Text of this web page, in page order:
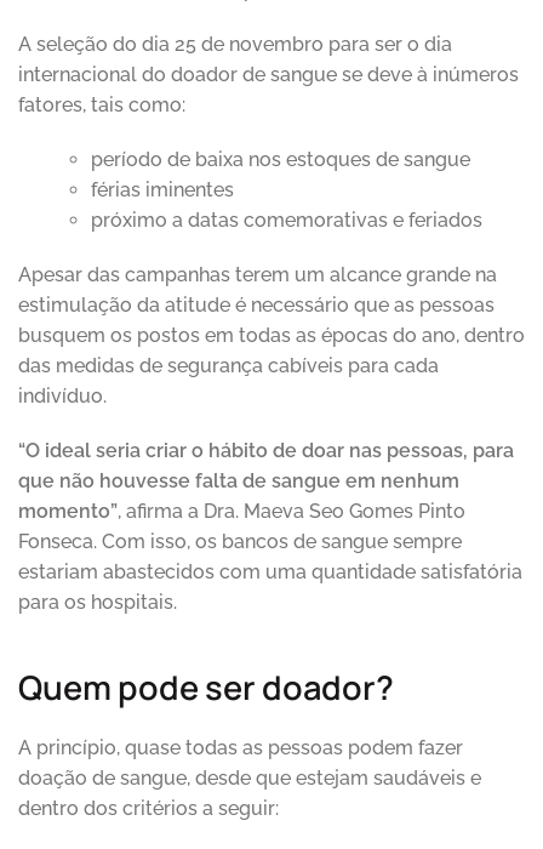
A seleção do dia 25 de novembro para ser o dia
internacional do doador de sangue se deve à inúmeros
fatores, tais como:
período de baixa nos estoques de sangue
férias iminentes
próximo a datas comemorativas e feriados
Apesar das campanhas terem um alcance grande na
estimulação da atitude é necessário que as pessoas
busquem os postos em todas as épocas do ano, dentro
das medidas de segurança cabíveis para cada
indivíduo.
“O ideal seria criar o hábito de doar nas pessoas, para
que não houvesse falta de sangue em nenhum
momento”, afirma a Dra. Maeva Seo Gomes Pinto
Fonseca. Com isso, os bancos de sangue sempre
estariam abastecidos com uma quantidade satisfatória
para os hospitais.
Quem pode ser doador?
A princípio, quase todas as pessoas podem fazer
doação de sangue, desde que estejam saudáveis e
dentro dos critérios a seguir: